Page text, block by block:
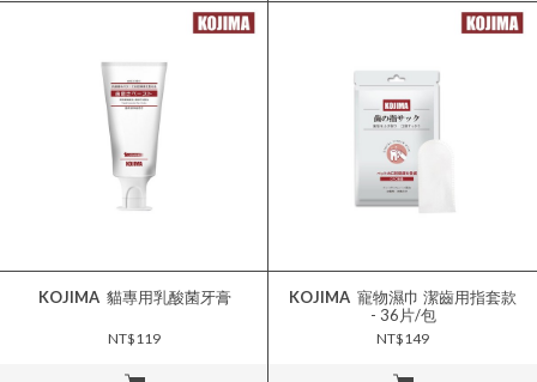
KOJIMA 貓專用乳酸菌牙膏
NT$119
KOJIMA
- 36片/包
NT$149